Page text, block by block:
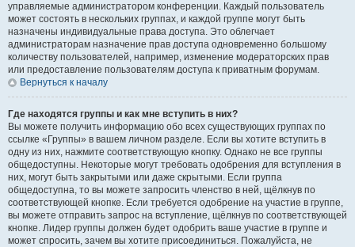
управляемые администратором конференции. Каждый пользователь
может состоять в нескольких группах, и каждой группе могут быть
назначены индивидуальные права доступа. Это облегчает
администраторам назначение прав доступа одновременно большому
количеству пользователей, например, изменение модераторских прав
или предоставление пользователям доступа к приватным форумам.
Вернуться к началу
Где находятся группы и как мне вступить в них?
Вы можете получить информацию обо всех существующих группах по
ссылке «Группы» в вашем личном разделе. Если вы хотите вступить в
одну из них, нажмите соответствующую кнопку. Однако не все группы
общедоступны. Некоторые могут требовать одобрения для вступления в
них, могут быть закрытыми или даже скрытыми. Если группа
общедоступна, то вы можете запросить членство в ней, щёлкнув по
соответствующей кнопке. Если требуется одобрение на участие в группе,
вы можете отправить запрос на вступление, щёлкнув по соответствующей
кнопке. Лидер группы должен будет одобрить ваше участие в группе и
может спросить, зачем вы хотите присоединиться. Пожалуйста, не